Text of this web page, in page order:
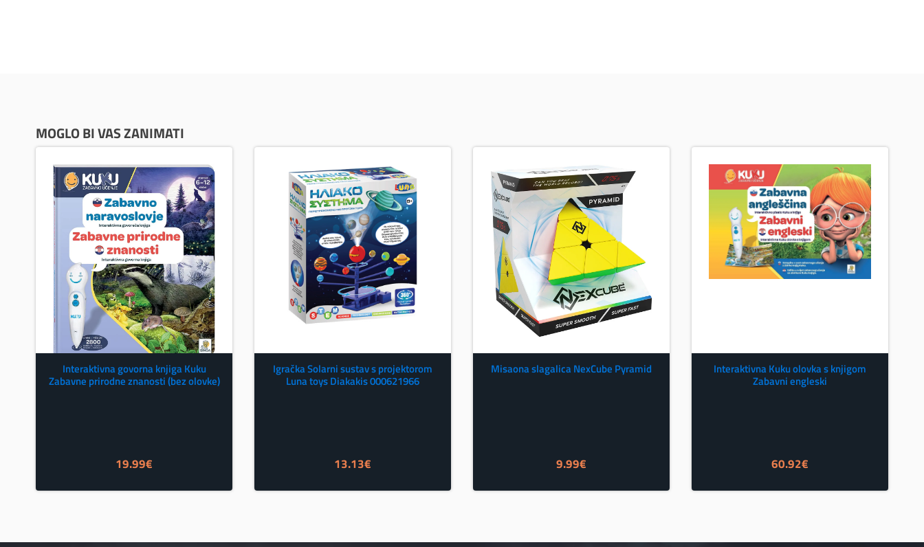
MOGLO BI VAS ZANIMATI
Interaktivna govorna knjiga Kuku
Zabavne prirodne znanosti (bez olovke)
19.99€
Igračka Solarni sustav s projektorom
Luna toys Diakakis 000621966
13.13€
Misaona slagalica NexCube Pyramid
9.99€
Interaktivna Kuku olovka s knjigom
Zabavni engleski
60.92€